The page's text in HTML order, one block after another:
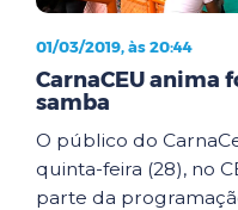
01/03/2019, às 20:44
CarnaCEU anima
samba
O público do
quinta-feira (28), no
parte da